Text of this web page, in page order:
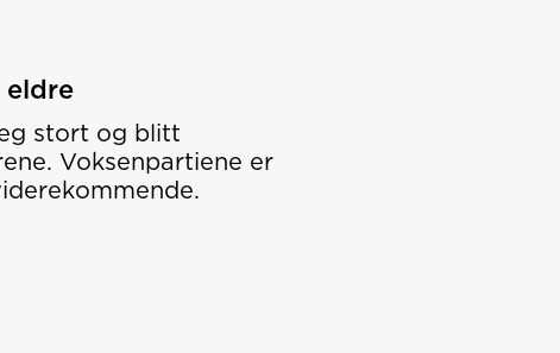
eldre
stort og blitt
Voksenpartiene er